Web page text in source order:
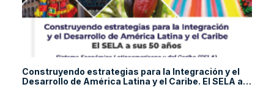
Construyendo estrategias para la Integración y el
Desarrollo de América Latina y el Caribe. El SELA a